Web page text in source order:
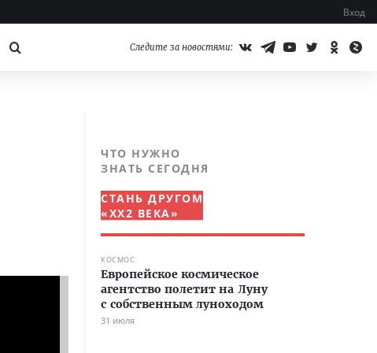
Вход
Следите за новостями:
ЧТО НУЖНО
ЗНАТЬ СЕГОДНЯ
СТАНЬ ДРУГОМ
«XX2 ВЕКА»
КОСМОС
Европейское космическое
агентство полетит на Луну
с собственным луноходом
31 июля